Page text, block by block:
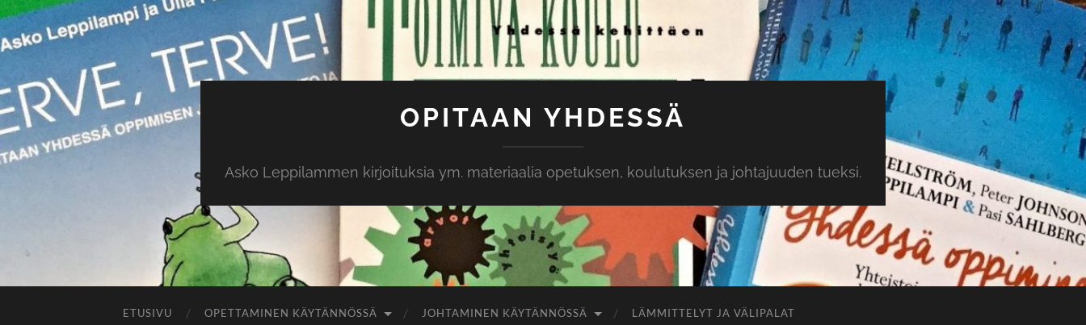
OPITAAN YHDESSÄ
Asko Leppilammen kirjoituksia ym. materiaalia opetuksen, koulutuksen ja johtajuuden tueksi.
ETUSIVU OPETTAMINEN KÄYTÄNNÖSSÄ JOHTAMINEN KÄYTÄNNÖSSÄ LÄMMITTELYT JA VÄLIPALAT